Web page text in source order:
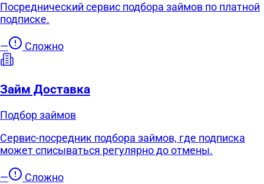
Посреднический сервис подбора займов по платной
подписке.
— Сложно
Займ Доставка
Подбор займов
Сервис-посредник подбора займов, где подписка
может списываться регулярно до отмены.
— Сложно